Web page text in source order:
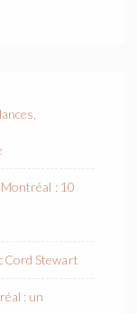
: 10
Stewart
: un